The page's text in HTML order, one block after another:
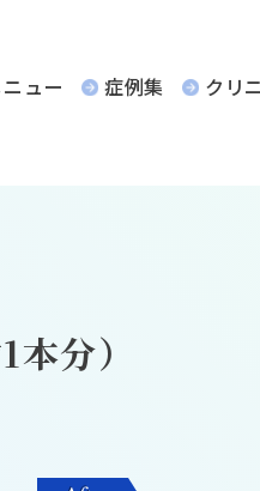
ュー 症例集 クリ
分）